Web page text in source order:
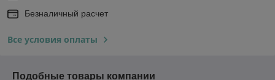
Безналичный расчет
Все условия оплаты
Подобные товары компании